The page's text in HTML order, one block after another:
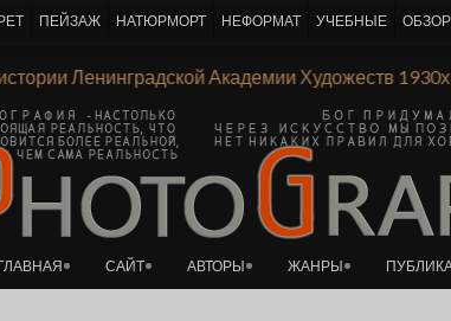
К
истории Ленинградской Академии Художеств
ГЛАВНАЯ САЙТ АВТОРЫ ЖАНРЫ
ПЕЙЗАЖ НАТЮРМОРТ НЕФОРМАТ УЧЕБНЫЕ